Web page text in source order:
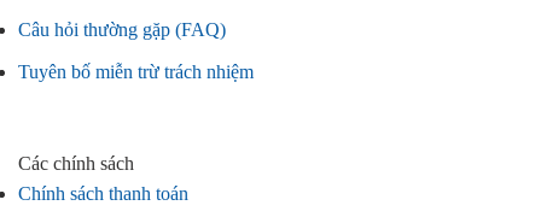
Câu hỏi thường gặp (FAQ)
Tuyên bố miễn trừ trách nhiệm
Các chính sách
Chính sách thanh toán